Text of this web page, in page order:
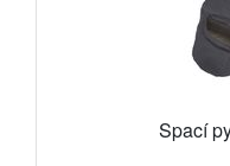
Spací